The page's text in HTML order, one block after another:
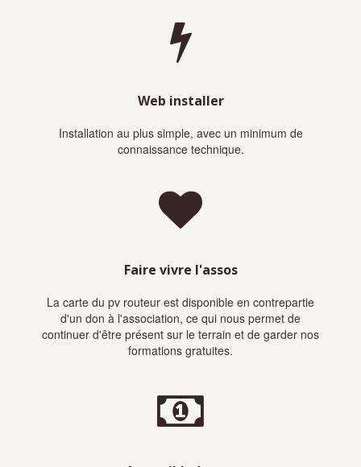
Web installer
Installation au plus simple, avec un minimum de
connaissance technique.
Faire vivre l'assos
La carte du pv routeur est disponible en contrepartie
d'un don à l'association, ce qui nous permet de
continuer d'être présent sur le terrain et de garder nos
formations gratuites.